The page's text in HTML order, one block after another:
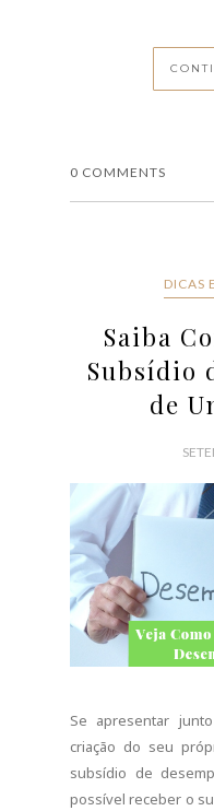
0 COMMENTS
DICAS
Saiba
Subsídio
de
Se apresentar
criação do seu
subsídio de
possível receber o